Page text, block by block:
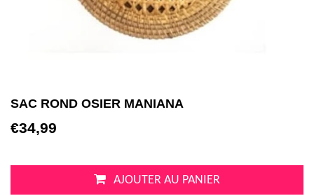
SAC ROND OSIER MANIANA
€34,99
AJOUTER AU PANIER